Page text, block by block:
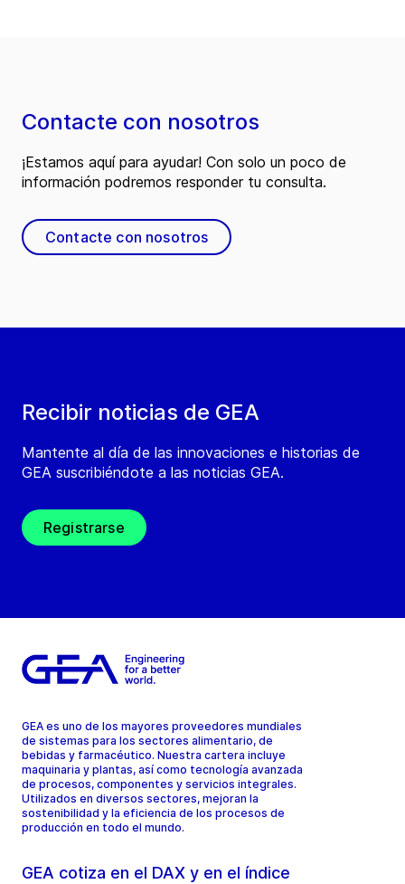
Recibir noticias de GEA
Mantente al día de las innovaciones e historias de
GEA suscribiéndote a las noticias GEA.
Registrarse
Contacte con nosotros
¡Estamos aquí para ayudar! Con solo un poco de
información podremos responder tu consulta.
Contacte con nosotros
GEA es uno de los mayores proveedores mundiales
de sistemas para los sectores alimentario, de
bebidas y farmacéutico. Nuestra cartera incluye
maquinaria y plantas, así como tecnología avanzada
de procesos, componentes y servicios integrales.
Utilizados en diversos sectores, mejoran la
sostenibilidad y la eficiencia de los procesos de
producción en todo el mundo.
GEA cotiza en el DAX y en el índice